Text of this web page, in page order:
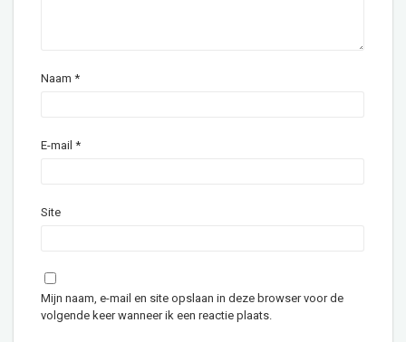
Naam *
E-mail *
Site
Mijn naam, e-mail en site opslaan in deze browser voor de
volgende keer wanneer ik een reactie plaats.